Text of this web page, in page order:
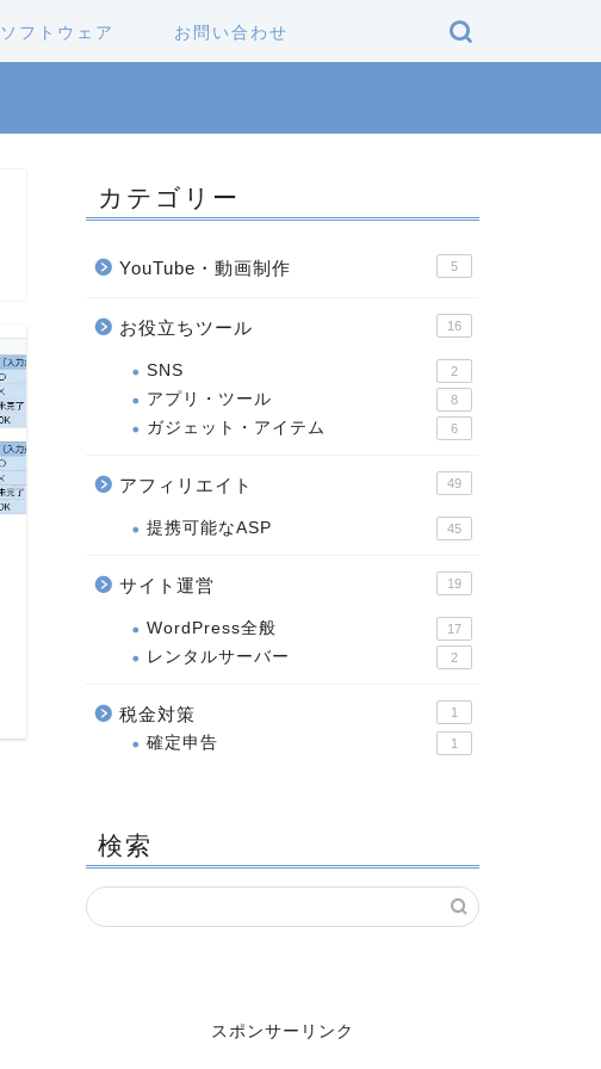
ソフトウェア お問い合わせ
カテゴリー
YouTube・動画制作 5
お役立ちツール 16
SNS 2
アプリ・ツール 8
ガジェット・アイテム 6
アフィリエイト 49
提携可能なASP 45
サイト運営 19
WordPress全般 17
レンタルサーバー 2
税金対策 1
確定申告 1
検索
スポンサーリンク